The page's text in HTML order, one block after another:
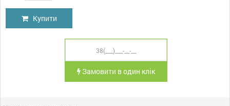
Купити
Замовити в один клік